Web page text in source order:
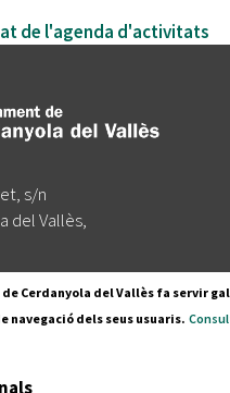
de l'agenda d'activitats
s/n
del Vallès,
butlletí
Cerdanyola del Vallès fa servir
navegació dels seus usuaris.